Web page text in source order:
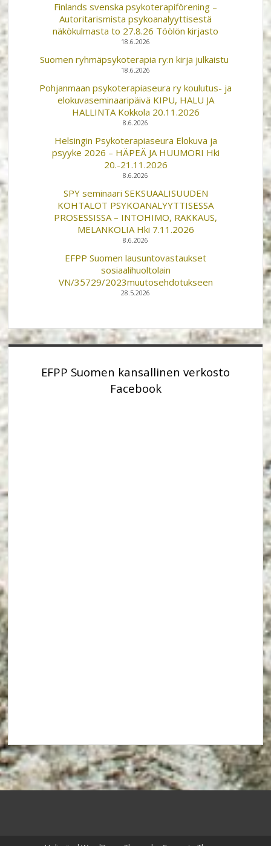
Finlands svenska psykoterapiförening –
Autoritarismista psykoanalyyttisestä
näkökulmasta to 27.8.26 Töölön kirjasto
18.6.2026
Suomen ryhmäpsykoterapia ry:n kirja julkaistu
18.6.2026
Pohjanmaan psykoterapiaseura ry koulutus- ja
elokuvaseminaaripäivä KIPU, HALU JA
HALLINTA Kokkola 20.11.2026
8.6.2026
Helsingin Psykoterapiaseura Elokuva ja
psyyke 2026 – HÄPEÄ JA HUUMORI Hki
20.-21.11.2026
8.6.2026
SPY seminaari SEKSUAALISUUDEN
KOHTALOT PSYKOANALYYTTISESSA
PROSESSISSA – INTOHIMO, RAKKAUS,
MELANKOLIA Hki 7.11.2026
8.6.2026
EFPP Suomen lausuntovastaukset
sosiaalihuoltolain
VN/35729/2023muutosehdotukseen
28.5.2026
EFPP Suomen kansallinen verkosto
Facebook